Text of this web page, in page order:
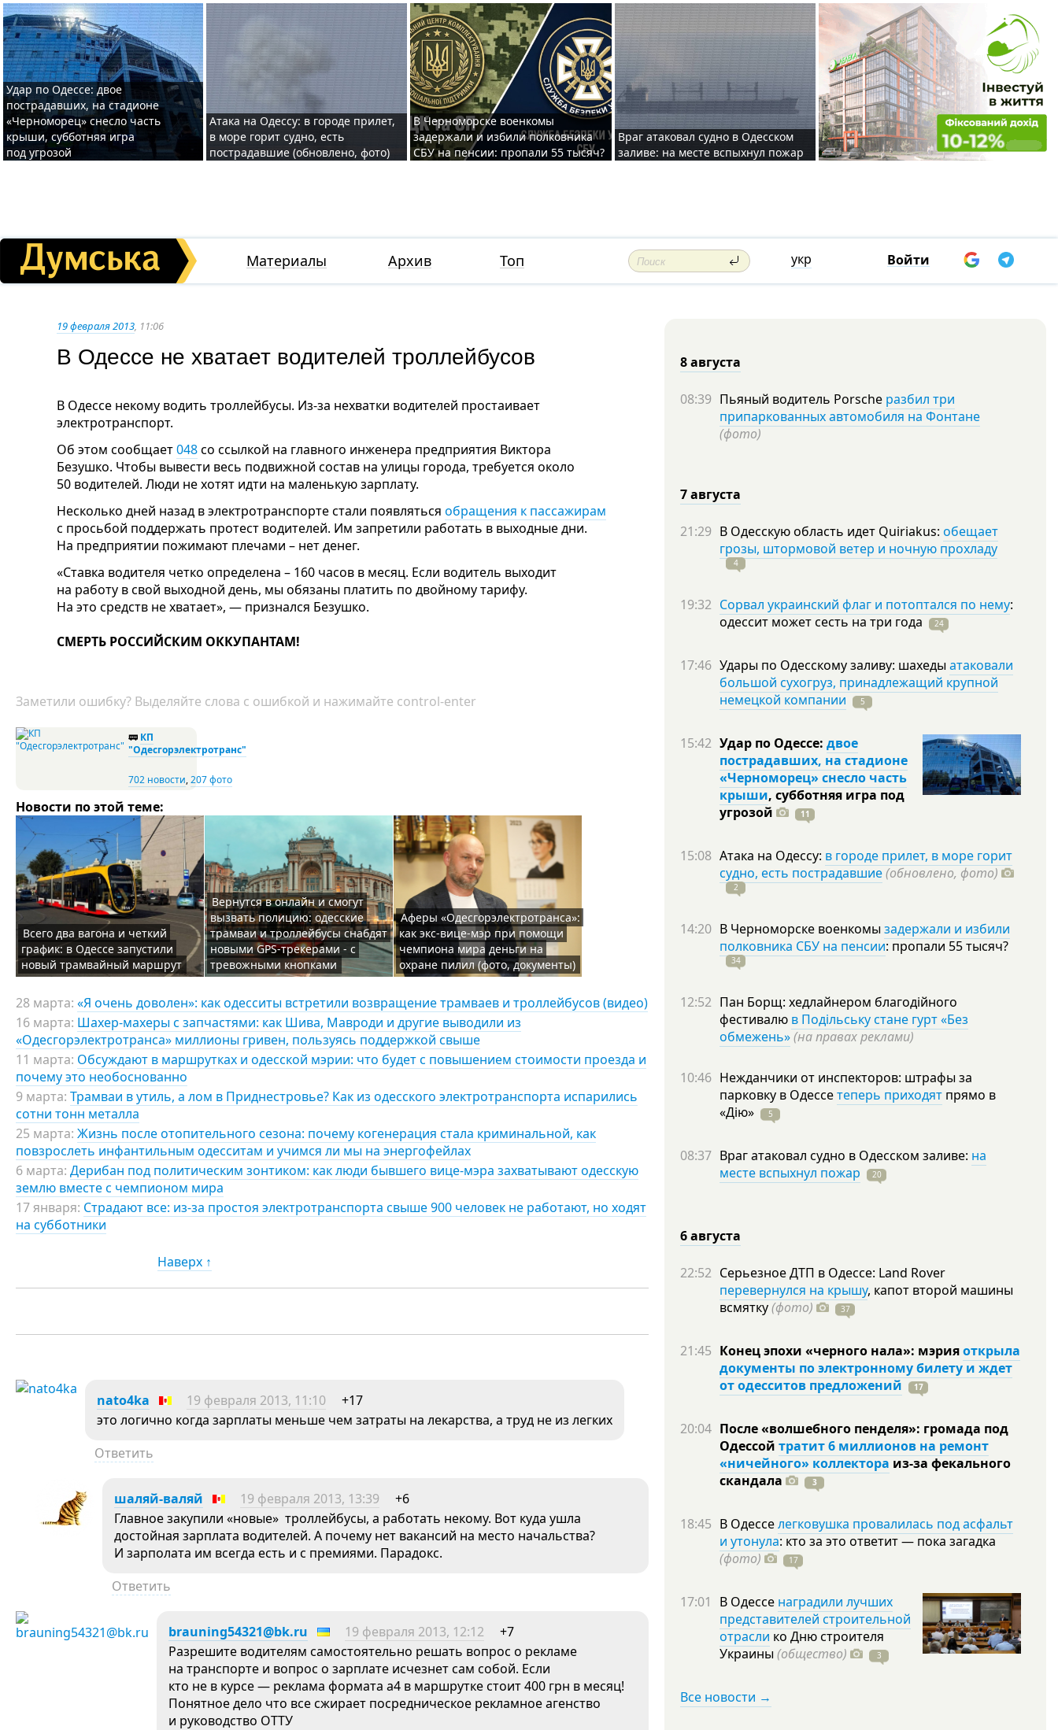
Удар по Одессе: двое
пострадавших, на стадионе
«Черноморец» снесло часть
крыши, субботняя игра
под угрозой
Атака на Одессу: в городе прилет,
в море горит судно, есть
пострадавшие (обновлено, фото)
В Черноморске военкомы
задержали и избили полковника
СБУ на пенсии: пропали 55 тысяч?
Враг атаковал судно в Одесском
заливе: на месте вспыхнул пожар
Материалы Архив Топ укр Войти
19 февраля 2013, 11:06
В Одессе не хватает водителей троллейбусов
В Одессе некому водить троллейбусы. Из-за нехватки водителей простаивает
электротранспорт.
Об этом сообщает048со ссылкой на главного инженера предприятия Виктора
Безушко. Чтобы вывести весь подвижной состав на улицы города, требуется около
50 водителей. Люди не хотят идти на маленькую зарплату.
Несколько дней назад в электротранспорте стали появляться обращения к пассажирам
с просьбой поддержать протест водителей. Им запретили работать в выходные дни.
На предприятии пожимают плечами – нет денег.
«Ставка водителя четко определена – 160 часов в месяц. Если водитель выходит
на работу в свой выходной день, мы обязаны платить по двойному тарифу.
На это средств не хватает», — признался Безушко.
СМЕРТЬ РОССИЙСКИМ ОККУПАНТАМ!
Заметили ошибку? Выделяйте слова с ошибкой и нажимайте control-enter
🚃 КП
"Одесгорэлектротранс"
702 новости,207 фото
Новости по этой теме:
Всего два вагона и четкий
график: в Одессе запустили
новый трамвайный маршрут
Вернутся в онлайн и смогут
вызвать полицию: одесские
трамваи и троллейбусы снабдят
новыми GPS-трекерами - с
тревожными кнопками
Аферы «Одесгорэлектротранса»:
как экс-вице-мэр при помощи
чемпиона мира деньги на
охране пилил (фото, документы)
28 марта: «Я очень доволен»: как одесситы встретили возвращение трамваев и троллейбусов (видео)
16 марта: Шахер-махеры с запчастями: как Шива, Мавроди и другие выводили из
«Одесгорэлектротранса» миллионы гривен, пользуясь поддержкой свыше
11 марта: Обсуждают в маршрутках и одесской мэрии: что будет с повышением стоимости проезда и
почему это необоснованно
9 марта: Трамваи в утиль, а лом в Приднестровье? Как из одесского электротранспорта испарились
сотни тонн металла
25 марта: Жизнь после отопительного сезона: почему когенерация стала криминальной, как
повзрослеть инфантильным одесситам и учимся ли мы на энергофейлах
6 марта: Дерибан под политическим зонтиком: как люди бывшего вице-мэра захватывают одесскую
землю вместе с чемпионом мира
17 января: Страдают все: из-за простоя электротранспорта свыше 900 человек не работают, но ходят
на субботники
Наверх ↑
nato4ka 19 февраля 2013, 11:10
+17
это логично когда зарплаты меньше чем затраты на лекарства, а труд не из легких
Ответить
шаляй-валяй 19 февраля 2013, 13:39
+6
Главное закупили «новые» троллейбусы, а работать некому. Вот куда ушла
достойная зарплата водителей. А почему нет вакансий на место начальства?
И зарполата им всегда есть и с премиями. Парадокс.
Ответить
brauning54321@bk.ru 19 февраля 2013, 12:12
+7
Разрешите водителям самостоятельно решать вопрос о рекламе
на транспорте и вопрос о зарплате исчезнет сам собой. Если
кто не в курсе — реклама формата а4 в маршрутке стоит 400 грн в месяц!
Понятное дело что все сжирает посредническое рекламное агенство
и руководство ОТТУ
8 августа
08:39 Пьяный водитель Porsche разбил три
припаркованных автомобиля на Фонтане
(фото)
7 августа
21:29 В Одесскую область идет Quiriakus: обещает
грозы, штормовой ветер и ночную прохладу
4
19:32 Сорвал украинский флаг и потоптался по нему:
одессит может сесть на три года 24
17:46 Удары по Одесскому заливу: шахеды атаковали
большой сухогруз, принадлежащий крупной
немецкой компании
5
15:42 Удар по Одессе: двое
пострадавших, на стадионе
«Черноморец» снесло часть
крыши, субботняя игра под
угрозой
11
15:08 Атака на Одессу: в городе прилет, в море горит
судно, есть пострадавшие(обновлено, фото)
2
14:20 В Черноморске военкомы задержали и избили
полковника СБУ на пенсии: пропали 55тысяч?
34
12:52 Пан Борщ: хедлайнером благодійного
фестивалю в Подільську стане гурт «Без
обмежень»(на правах реклами)
10:46 Нежданчики от инспекторов: штрафы за
парковку в Одессетеперь приходят прямо в
«Дію»
5
08:37 Враг атаковал судно в Одесском заливе: на
месте вспыхнул пожар
20
6 августа
22:52 Серьезное ДТП в Одессе: Land Rover
перевернулся на крышу, капот второй машины
всмятку(фото) 37
21:45 Конец эпохи «черного нала»: мэрияоткрыла
документы по электронному билету и ждет
от одесситов предложений
17
20:04 После «волшебного пенделя»: громада под
Одессой тратит 6 миллионов на ремонт
«ничейного» коллектора из-за фекального
скандала
3
18:45 В Одесселегковушка провалилась под асфальт
и утонула: кто за это ответит — пока загадка
(фото)
17
17:01 В Одессе наградили лучших
представителей строительной
отрасли ко Дню строителя
Украины (общество) 3
Все новости →